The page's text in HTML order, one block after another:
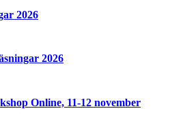
2026
2026
Online, 11-12 november